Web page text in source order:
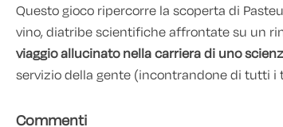
Questo gioco ripercorre la scoperta di
vino, diatribe scientifiche affrontate su un
viaggio allucinato nella carriera di uno
servizio della gente (incontrandone di tutti i
Commenti